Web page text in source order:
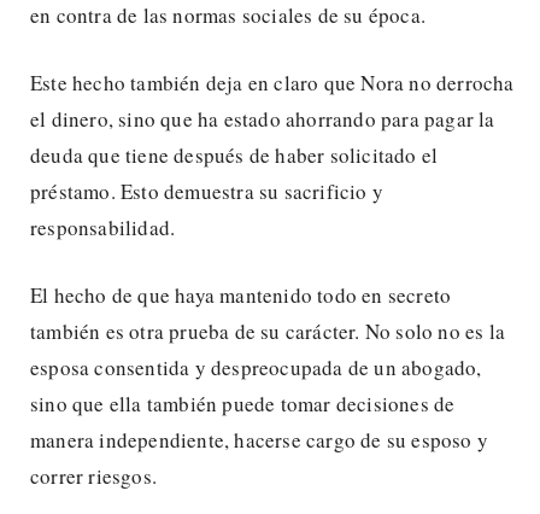
en contra de las normas sociales de su época.
Este hecho también deja en claro que Nora no derrocha
el dinero, sino que ha estado ahorrando para pagar la
deuda que tiene después de haber solicitado el
préstamo. Esto demuestra su sacrificio y
responsabilidad.
El hecho de que haya mantenido todo en secreto
también es otra prueba de su carácter. No solo no es la
esposa consentida y despreocupada de un abogado,
sino que ella también puede tomar decisiones de
manera independiente, hacerse cargo de su esposo y
correr riesgos.